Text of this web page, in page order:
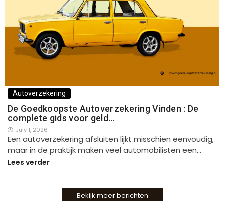
Autoverzekering
De Goedkoopste Autoverzekering Vinden : De
complete gids voor geld…
July 1, 2026
Een autoverzekering afsluiten lijkt misschien eenvoudig,
maar in de praktijk maken veel automobilisten een…
Lees verder
Bekijk meer berichten